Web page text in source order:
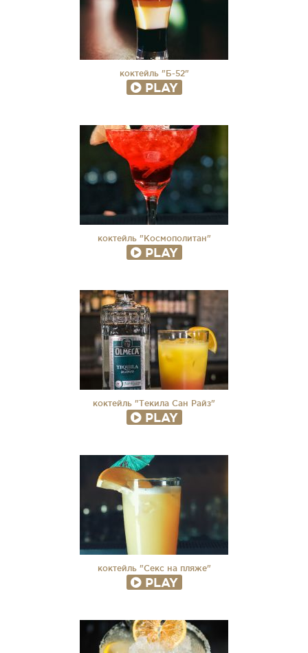
коктейль "Б-52"
PLAY
коктейль "Космополитан"
PLAY
коктейль "Текила Сан Райз"
PLAY
коктейль "Секс на пляже"
PLAY